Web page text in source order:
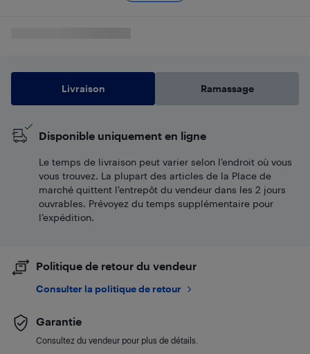
Livraison Ramassage
Disponible uniquement en ligne
Le temps de livraison peut varier selon l'endroit où vous
vous trouvez. La plupart des articles de la Place de
marché quittent l’entrepôt du vendeur dans les 2 jours
ouvrables. Prévoyez du temps supplémentaire pour
l’expédition.
Politique de retour du vendeur
Consulter la politique de retour
Garantie
Consultez du vendeur pour plus de détails.